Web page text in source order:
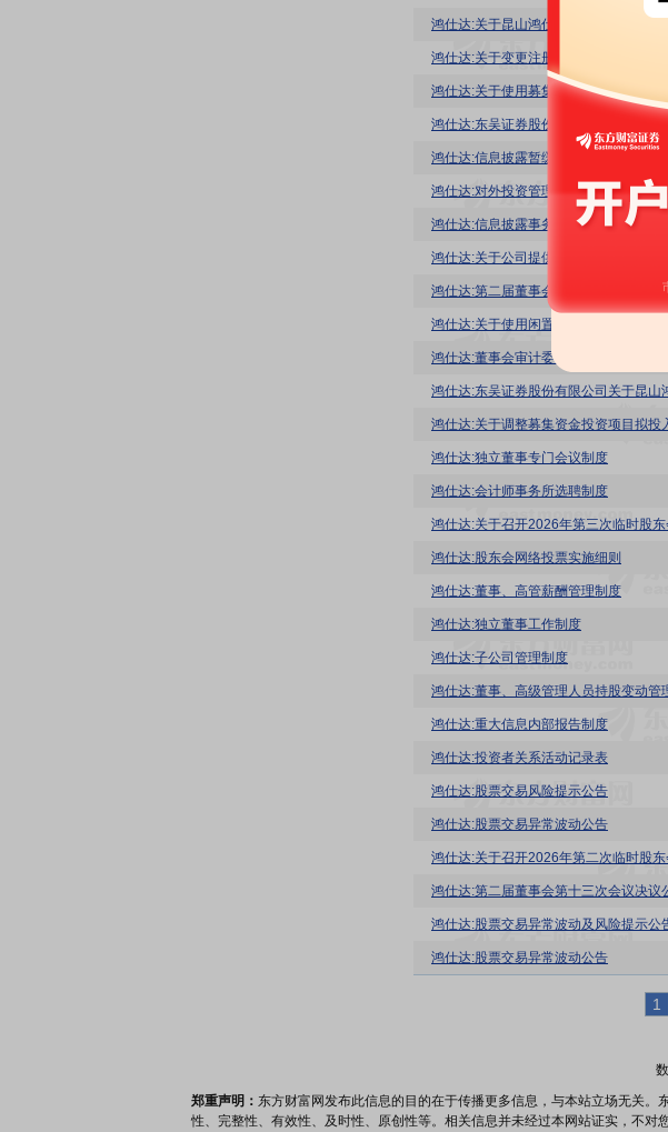
鸿仕达:关于变更注册资本及修订《公司
鸿仕达:关于使用募集资金置换预先已
鸿仕达:信息披露暂缓与豁免管理制度
鸿仕达:对外投资管理制度
鸿仕达:信息披露事务管理制度
鸿仕达:关于公司提供反担保的公告
鸿仕达:第二届董事会第十四次会议决议
鸿仕达:关于使用闲置募集资金进行现金
鸿仕达:董事会审计委员会工作细则
鸿仕达:关于调整募集资金投资项目拟投
鸿仕达:独立董事专门会议制度
鸿仕达:会计师事务所选聘制度
鸿仕达:关于召开2026年第三次临时股
鸿仕达:股东会网络投票实施细则
鸿仕达:董事、高管薪酬管理制度
鸿仕达:独立董事工作制度
鸿仕达:子公司管理制度
鸿仕达:董事、高级管理人员持股变动管
鸿仕达:重大信息内部报告制度
鸿仕达:投资者关系活动记录表
鸿仕达:股票交易风险提示公告
鸿仕达:股票交易异常波动公告
鸿仕达:关于召开2026年第二次临时股
鸿仕达:第二届董事会第十三次会议决议
鸿仕达:股票交易异常波动及风险提示公
鸿仕达:股票交易异常波动公告
1
郑重声明： 东方财富网发布此信息的目的在于传播更多信息，与本站立场无关
性、完整性、有效性、及时性、原创性等。相关信息并未经过本网站证实，不对